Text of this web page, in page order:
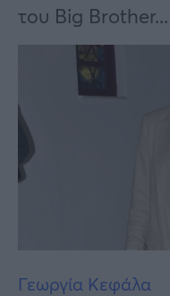
Γυναίκα
Καιρός
του Big Brother...
Γεωργία Κεφάλα